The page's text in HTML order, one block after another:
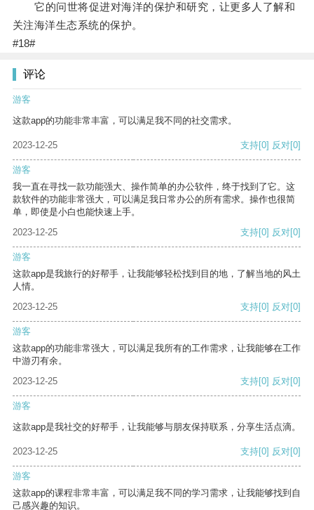
它的问世将促进对海洋的保护和研究，让更多人了解和
关注海洋生态系统的保护。
#18#
评论
游客
这款app的功能非常丰富，可以满足我不同的社交需求。
2023-12-25 支持[0] 反对[0]
游客
我一直在寻找一款功能强大、操作简单的办公软件，终于找到了它。这
款软件的功能非常强大，可以满足我日常办公的所有需求。操作也很简
单，即使是小白也能快速上手。
2023-12-25
支持[0] 反对[0]
游客
这款app是我旅行的好帮手，让我能够轻松找到目的地，了解当地的风土
人情。
2023-12-25
支持[0] 反对[0]
游客
这款app的功能非常强大，可以满足我所有的工作需求，让我能够在工作
中游刃有余。
2023-12-25
支持[0] 反对[0]
游客
这款app是我社交的好帮手，让我能够与朋友保持联系，分享生活点滴。
2023-12-25 支持[0] 反对[0]
游客
这款app的课程非常丰富，可以满足我不同的学习需求，让我能够找到自
己感兴趣的知识。